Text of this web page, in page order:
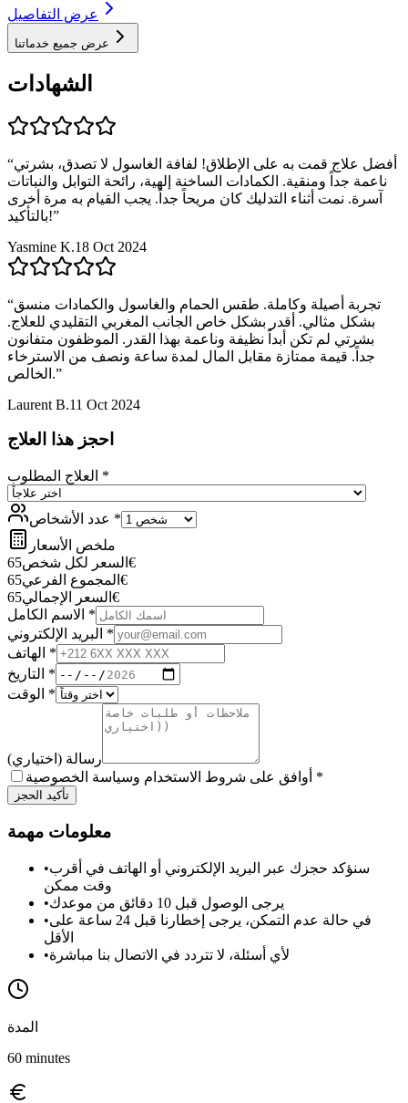
عرض التفاصيل
عرض جميع خدماتنا
الشهادات
“أفضل علاج قمت به على الإطلاق! لفافة الغاسول لا تصدق، بشرتي
ناعمة جداً ومنقية. الكمادات الساخنة إلهية، رائحة التوابل والنباتات
آسرة. نمت أثناء التدليك كان مريحاً جداً. يجب القيام به مرة أخرى
بالتأكيد!”
Yasmine K.18 Oct 2024
“تجربة أصيلة وكاملة. طقس الحمام والغاسول والكمادات منسق
بشكل مثالي. أقدر بشكل خاص الجانب المغربي التقليدي للعلاج.
بشرتي لم تكن أبداً نظيفة وناعمة بهذا القدر. الموظفون متفانون
جداً. قيمة ممتازة مقابل المال لمدة ساعة ونصف من الاسترخاء
الخالص.”
Laurent B.11 Oct 2024
احجز هذا العلاج
العلاج المطلوب *
عدد الأشخاص *
ملخص الأسعار
السعر لكل شخص65
€
المجموع الفرعي65
€
السعر الإجمالي65
€
الاسم الكامل *
البريد الإلكتروني *
الهاتف *
التاريخ *
الوقت *
رسالة (اختياري)
أوافق على شروط الاستخدام وسياسة الخصوصية *
تأكيد الحجز
معلومات مهمة
•سنؤكد حجزك عبر البريد الإلكتروني أو الهاتف في أقرب
وقت ممكن
•
يرجى الوصول قبل 10 دقائق من موعدك
•في حالة عدم التمكن، يرجى إخطارنا قبل 24 ساعة على
الأقل
•لأي أسئلة، لا تتردد في الاتصال بنا مباشرة
المدة
60 minutes